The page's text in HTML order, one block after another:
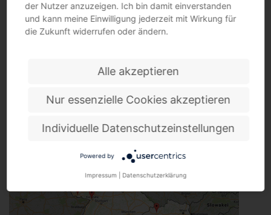
anzubieten. Ein Bezug von Waren und Dienstleistungen erfolgt über
unsere Fachhandelspartner.
der Nutzer anzuzeigen. Ich bin damit einverstanden
und kann meine Einwilligung jederzeit mit Wirkung für
die Zukunft widerrufen oder ändern.
Alle akzeptieren
Nur essenzielle Cookies akzeptieren
Individuelle Datenschutzeinstellungen
Powered by
Impressum Datenschutzerklärung